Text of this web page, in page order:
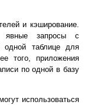
и кэширование.
явные запросы с
таблице для
того, приложения
по одной в базу
использоваться